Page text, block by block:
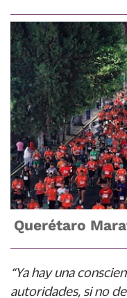
Querétaro
“Ya hay una
autoridades, si no